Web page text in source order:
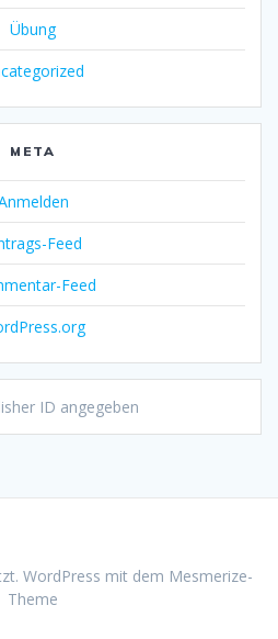
Übung
META
Feed
Feed
ID angegeben
WordPress mit dem Mesmerize-
Theme